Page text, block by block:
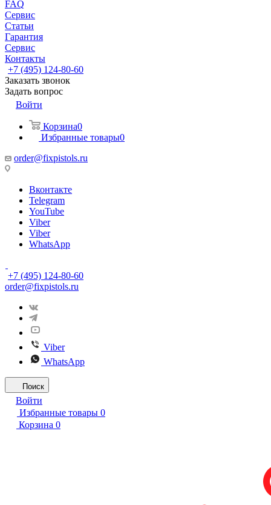
FAQ
Сервис
Статьи
Гарантия
Сервис
Контакты
+7 (495) 124-80-60
Заказать звонок
Задать вопрос
Войти
Корзина0
Избранные товары0
order@fixpistols.ru
Вконтакте
Telegram
YouTube
Viber
Viber
WhatsApp
+7 (495) 124-80-60
order@fixpistols.ru
Viber
WhatsApp
Поиск
Войти
Избранные товары 0
Корзина 0